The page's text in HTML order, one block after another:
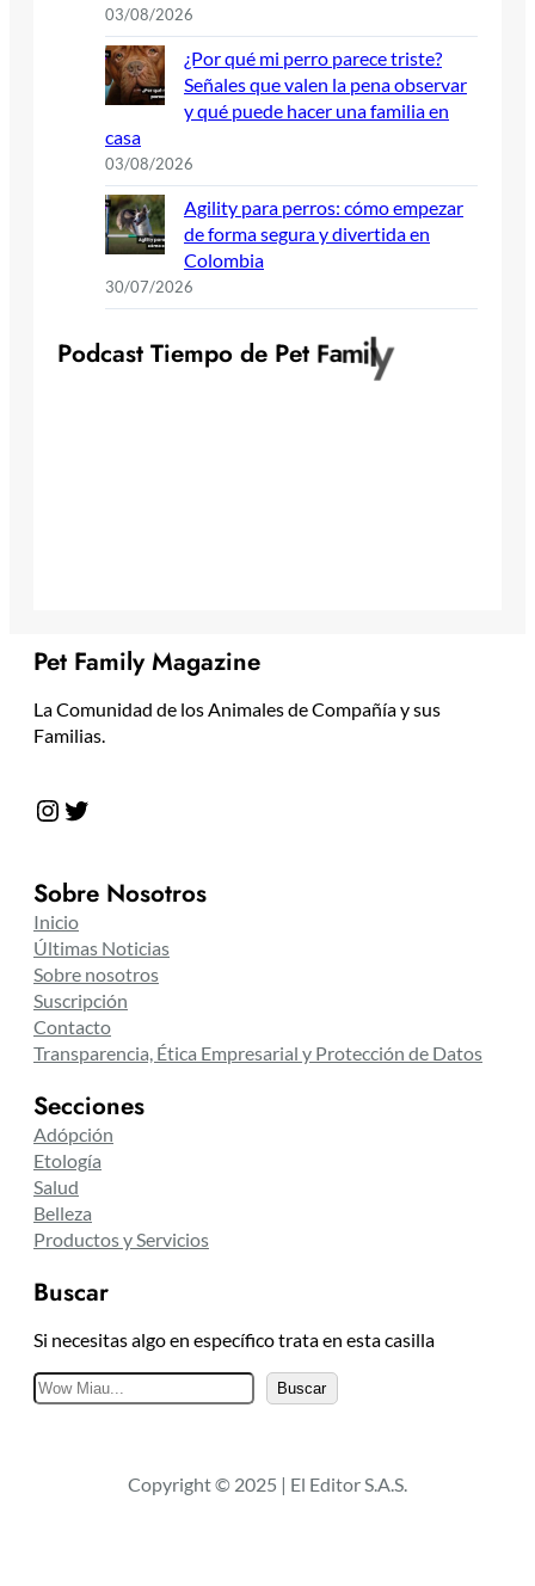
03/08/2026
¿Por qué mi perro parece triste?
Señales que valen la pena observar
y qué puede hacer una familia en
casa
03/08/2026
Agility para perros: cómo empezar
de forma segura y divertida en
Colombia
30/07/2026
Podcast Tiempo de Pet Family
Pet Family Magazine
La Comunidad de los Animales de Compañía y sus
Familias.
Instagram Twitter
Sobre Nosotros
Inicio
Últimas Noticias
Sobre nosotros
Suscripción
Contacto
Transparencia, Ética Empresarial y Protección de Datos
Secciones
Adópción
Etología
Salud
Belleza
Productos y Servicios
Buscar
Si necesitas algo en específico trata en esta casilla
u
a
Buscar
Copyright © 2025 | El Editor S.A.S.